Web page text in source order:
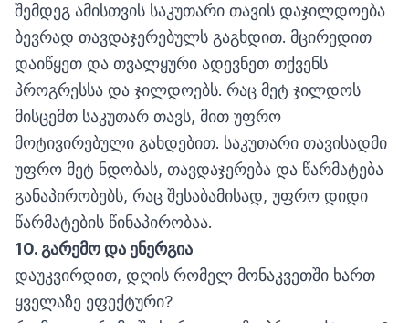
შემდეგ ამისთვის საკუთარი თავის დაჯილდოება
ბევრად თავდაჯერებულს გაგხდით. მცირედით
დაიწყეთ და თვალყური ადევნეთ თქვენს
პროგრესსა და ჯილდოებს. რაც მეტ ჯილდოს
მისცემთ საკუთარ თავს, მით უფრო
მოტივირებული გახდებით. საკუთარი თავისადმი
უფრო მეტ ნდობას, თავდაჯერება და წარმატება
განაპირობებს, რაც შესაბამისად, უფრო დიდი
წარმატების წინაპირობაა.
10.გარემო და ენერგია
დაუკვირდით, დღის რომელ მონაკვეთში ხართ
ყველაზე ეფექტური?